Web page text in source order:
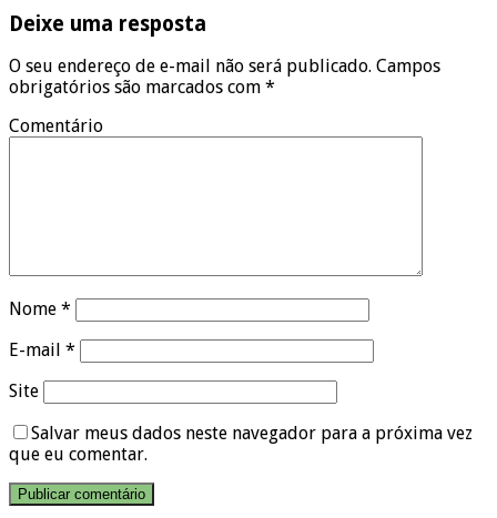
Deixe uma resposta
O seu endereço de e-mail não será publicado. Campos
obrigatórios são marcados com *
Comentário
Nome *
E-mail *
Site
Salvar meus dados neste navegador para a próxima vez
que eu comentar.